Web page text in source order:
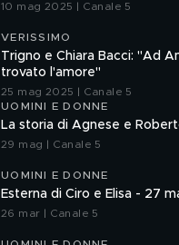
10 mag 2025 | Canale 5
VERISSIMO
Trigno e Chiara Bacci: "Ad
trovato l'amore"
25 mag 2025 | Canale 5
UOMINI E DONNE
La storia di Agnese e
29 mag | Canale 5
UOMINI E DONNE
Esterna di Ciro e Elisa - 27
26 mar | Canale 5